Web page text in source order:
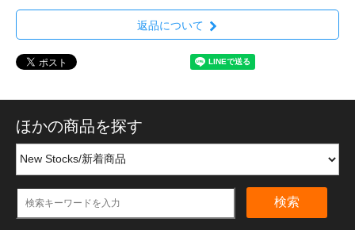
返品について
ほかの商品を探す
検索